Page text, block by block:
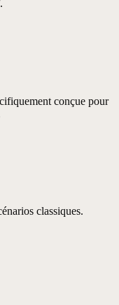
conçue pour
classiques.